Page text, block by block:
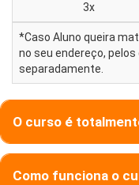
3x
*Caso Aluno queira
no seu endereço,
separadamente.
O curso é
Como funciona o